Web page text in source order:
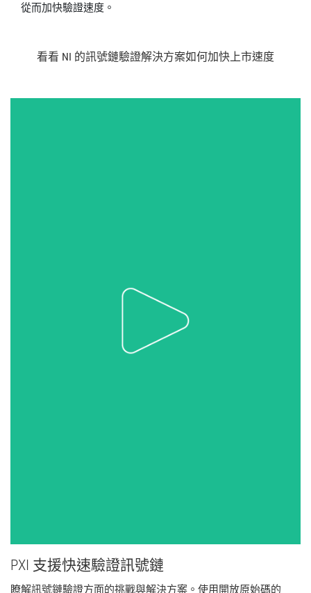
從而加快驗證速度。
看看 NI 的訊號鏈驗證解決方案如何加快上市速度
PXI 支援快速驗證訊號鏈
瞭解訊號鏈驗證方面的挑戰與解決方案。使用開放原始碼的